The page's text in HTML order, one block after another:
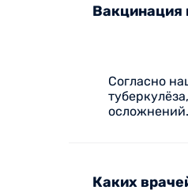
Врачи
К педиатрам
Вакцинация
Согласно
Каких